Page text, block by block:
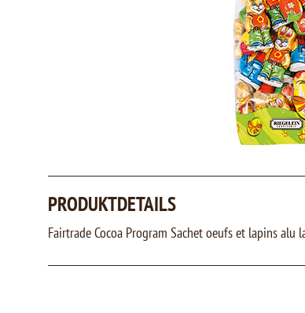
PRODUKTDETAILS
Fairtrade Cocoa Program Sachet oeufs et lapins alu